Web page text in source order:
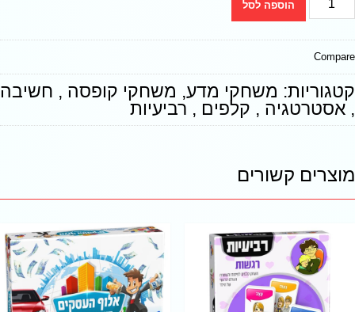
הוספה לסל
Compare
קטגוריות: משחקי מדע, משחקי קופסה , חשיבה
, אסטרטגיה , קלפים , רביעיות
מוצרים קשורים